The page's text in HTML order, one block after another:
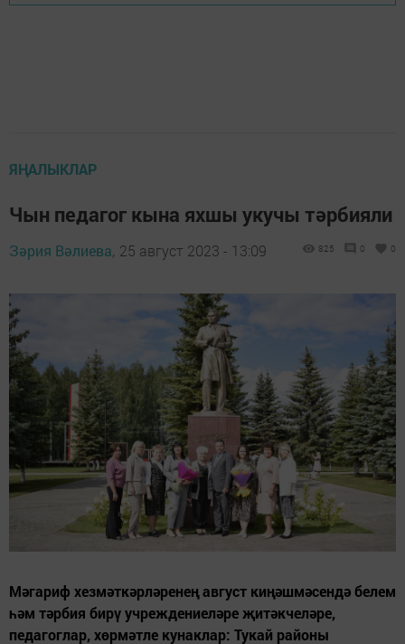
ЯҢАЛЫКЛАР
Чын педагог кына яхшы укучы тәрбияли
Зәрия Вәлиева, 25 август 2023 - 13:09 825 0 0
Мәгариф хезмәткәрләренең август киңәшмәсендә белем
һәм тәрбия бирү учреждениеләре җитәкчеләре,
педагоглар, хөрмәтле кунаклар: Тукай районы